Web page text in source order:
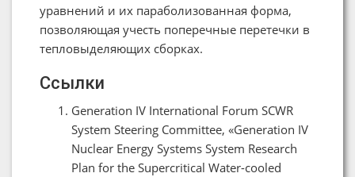
уравнений и их параболизованная форма,
позволяющая учесть поперечные перетечки в
тепловыделяющих сборках.
Ссылки
Generation IV International Forum SCWR
System Steering Committee, «Generation IV
Nuclear Energy Systems System Research
Plan for the Supercritical Water-cooled